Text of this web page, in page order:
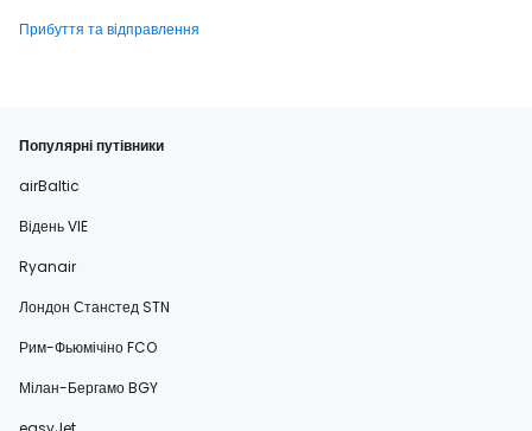
Прибуття та відправлення
Популярні путівники
airBaltic
Відень VIE
Ryanair
Лондон Станстед STN
Рим-Фьюмічіно FCO
Мілан-Бергамо BGY